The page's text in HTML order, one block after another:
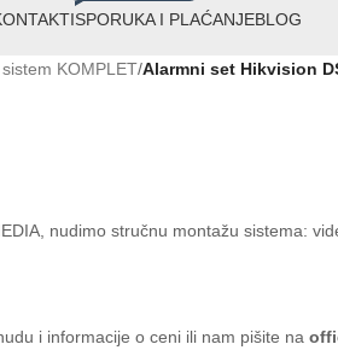
ISPORUKA I PLAĆANJEBLOG
KOMPLET/Alarmni set Hikvision
nudimo stručnu montažu sistema:
i informacije o ceni ili nam pišite na